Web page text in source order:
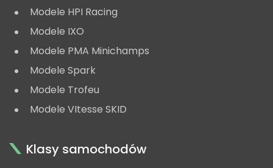
Modele HPI Racing
Modele IXO
Modele PMA Minichamps
Modele Spark
Modele Trofeu
Modele VItesse SKID
Klasy samochodów